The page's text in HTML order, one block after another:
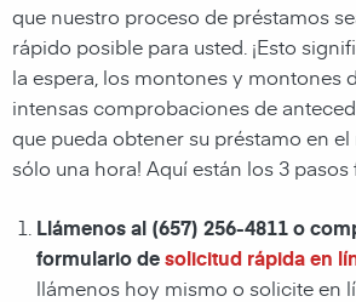
que nuestro proceso de préstamos
rápido posible para usted. ¡Esto
la espera, los montones y montones
intensas comprobaciones de
que pueda obtener su préstamo en
sólo una hora! Aquí están los 3 pasos
Llámenos al (657) 256-4811 o
formulario desolicitud rápida en
llámenos hoy mismo o solicite en